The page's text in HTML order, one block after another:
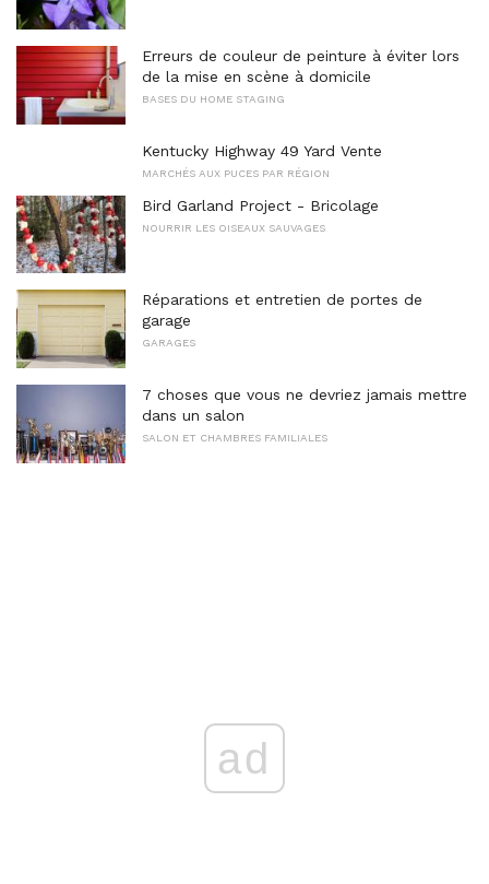
Erreurs de couleur de peinture à éviter lors
de la mise en scène à domicile
BASES DU HOME STAGING
Kentucky Highway 49 Yard Vente
MARCHÉS AUX PUCES PAR RÉGION
Bird Garland Project - Bricolage
NOURRIR LES OISEAUX SAUVAGES
Réparations et entretien de portes de
garage
GARAGES
7 choses que vous ne devriez jamais mettre
dans un salon
SALON ET CHAMBRES FAMILIALES
ad